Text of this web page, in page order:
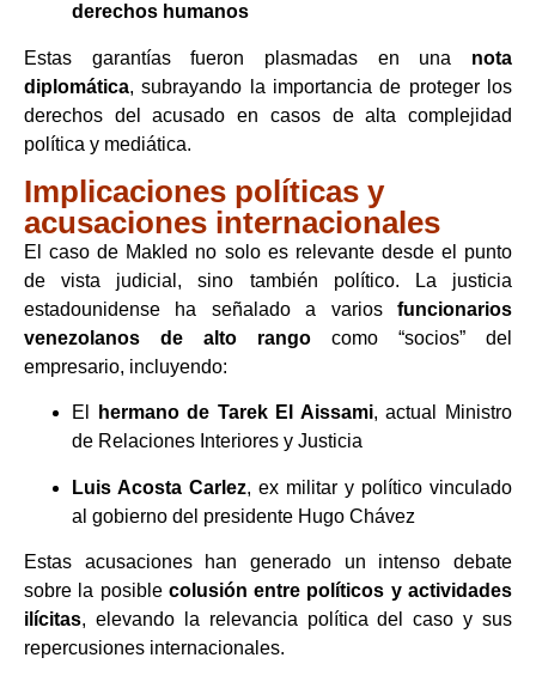
derechos humanos
Estas garantías fueron plasmadas en una nota
diplomática, subrayando la importancia de proteger los
derechos del acusado en casos de alta complejidad
política y mediática.
Implicaciones políticas y
acusaciones internacionales
El caso de Makled no solo es relevante desde el punto
de vista judicial, sino también político. La justicia
estadounidense ha señalado a varios funcionarios
venezolanos de alto rango como “socios” del
empresario, incluyendo:
El hermano de Tarek El Aissami, actual Ministro
de Relaciones Interiores y Justicia
Luis Acosta Carlez, ex militar y político vinculado
al gobierno del presidente Hugo Chávez
Estas acusaciones han generado un intenso debate
sobre la posible colusión entre políticos y actividades
ilícitas, elevando la relevancia política del caso y sus
repercusiones internacionales.